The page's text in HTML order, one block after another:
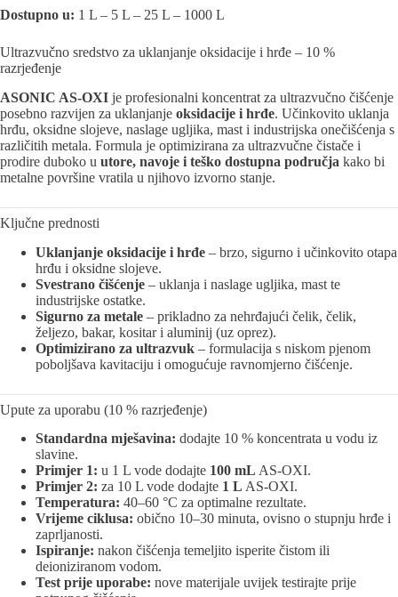
Dostupno u: 1 L – 5 L – 25 L – 1000 L
Ultrazvučno sredstvo za uklanjanje oksidacije i hrđe – 10 %
razrjeđenje
ASONIC AS-OXI je profesionalni koncentrat za ultrazvučno čišćenje
posebno razvijen za uklanjanje oksidacije i hrđe. Učinkovito uklanja
hrđu, oksidne slojeve, naslage ugljika, mast i industrijska onečišćenja s
različitih metala. Formula je optimizirana za ultrazvučne čistače i
prodire duboko u utore, navoje i teško dostupna područja kako bi
metalne površine vratila u njihovo izvorno stanje.
Ključne prednosti
Uklanjanje oksidacije i hrđe – brzo, sigurno i učinkovito otapa
hrđu i oksidne slojeve.
Svestrano čišćenje – uklanja i naslage ugljika, mast te
industrijske ostatke.
Sigurno za metale – prikladno za nehrđajući čelik, čelik,
željezo, bakar, kositar i aluminij (uz oprez).
Optimizirano za ultrazvuk – formulacija s niskom pjenom
poboljšava kavitaciju i omogućuje ravnomjerno čišćenje.
Upute za uporabu (10 % razrjeđenje)
Standardna mješavina: dodajte 10 % koncentrata u vodu iz
slavine.
Primjer 1: u 1 L vode dodajte 100 mL AS-OXI.
Primjer 2: za 10 L vode dodajte 1 L AS-OXI.
Temperatura: 40–60 °C za optimalne rezultate.
Vrijeme ciklusa: obično 10–30 minuta, ovisno o stupnju hrđe i
zaprljanosti.
Ispiranje: nakon čišćenja temeljito isperite čistom ili
deioniziranom vodom.
Test prije uporabe: nove materijale uvijek testirajte prije